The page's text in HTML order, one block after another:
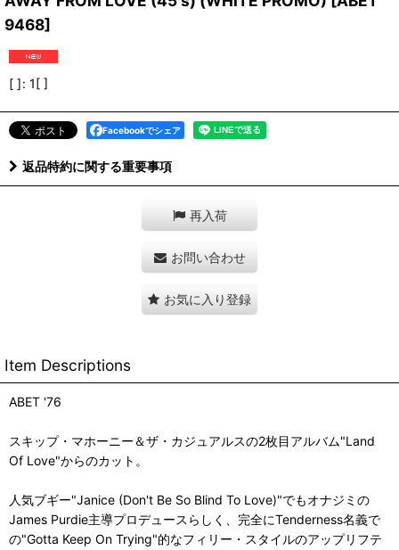
9468]
[ ]: 1[ ]
Facebookでシェア
返品特約に関する重要事項
再入荷
お問い合わせ
お気に入り登録
Item Descriptions
ABET '76
スキップ・マホーニー＆ザ・カジュアルスの2枚目アルバム"Land
Of Love"からのカット。
人気ブギー"Janice (Don't Be So Blind To Love)"でもオナジミの
James Purdie主導プロデュースらしく、完全にTenderness名義で
の"Gotta Keep On Trying"的なフィリー・スタイルのアップリフテ